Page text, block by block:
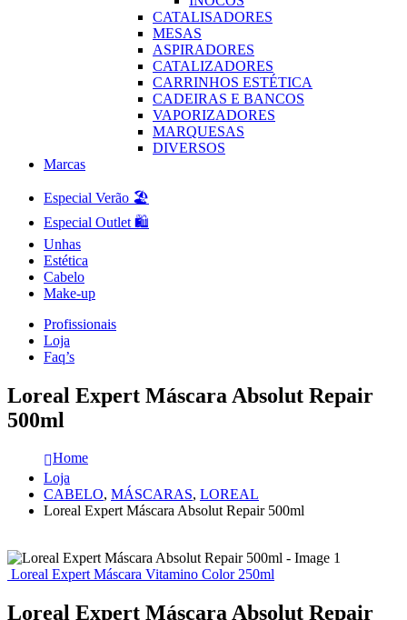
CATALISADORES
MESAS
ASPIRADORES
CATALIZADORES
CARRINHOS ESTÉTICA
CADEIRAS E BANCOS
VAPORIZADORES
MARQUESAS
DIVERSOS
Marcas
Especial Verão 🏖️
Especial Outlet 🛍️
Unhas
Estética
Cabelo
Make-up
Profissionais
Loja
Faq’s
Loreal Expert Máscara Absolut Repair
500ml
Home
Loja
CABELO, MÁSCARAS, LOREAL
Loreal Expert Máscara Absolut Repair 500ml
Loreal Expert Máscara Vitamino Color 250ml
Loreal Expert Máscara Absolut Repair